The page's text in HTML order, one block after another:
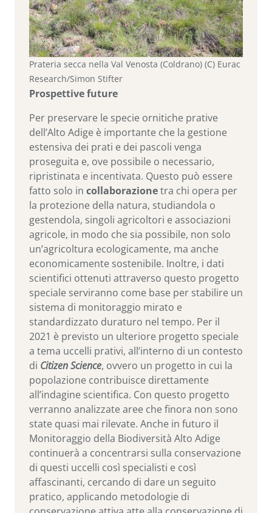
Prateria secca nella Val Venosta (Coldrano) (C) Eurac
Research/Simon Stifter
Prospettive future
Per preservare le specie ornitiche prative
dell’Alto Adige è importante che la gestione
estensiva dei prati e dei pascoli venga
proseguita e, ove possibile o necessario,
ripristinata e incentivata. Questo può essere
fatto solo in collaborazionetra chi opera per
la protezione della natura, studiandola o
gestendola, singoli agricoltori e associazioni
agricole, in modo che sia possibile, non solo
un’agricoltura ecologicamente, ma anche
economicamente sostenibile. Inoltre, i dati
scientifici ottenuti attraverso questo progetto
speciale serviranno come base per stabilire un
sistema di monitoraggio mirato e
standardizzato duraturo nel tempo. Per il
2021 è previsto un ulteriore progetto speciale
a tema uccelli prativi, all’interno di un contesto
di Citizen Science, ovvero un progetto in cui la
popolazione contribuisce direttamente
all’indagine scientifica. Con questo progetto
verranno analizzate aree che finora non sono
state quasi mai rilevate. Anche in futuro il
Monitoraggio della Biodiversità Alto Adige
continuerà a concentrarsi sulla conservazione
di questi uccelli così specialisti e così
affascinanti, cercando di dare un seguito
pratico, applicando metodologie di